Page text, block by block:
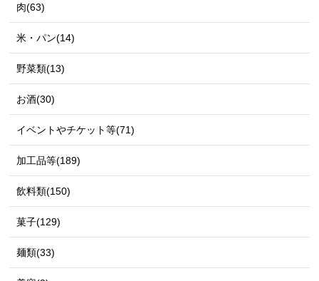
肉(63)
米・パン(14)
野菜類(13)
お酒(30)
イベントやチケット等(71)
加工品等(189)
飲料類(150)
菓子(129)
麺類(33)